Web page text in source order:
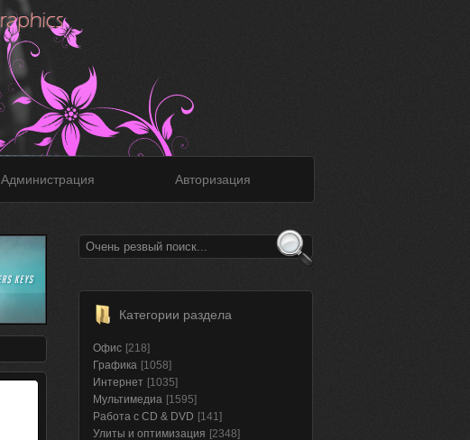
Администрация Авторизация
Категории раздела
Офис [218]
Графика [1058]
Интернет [1035]
Мультимедиа [1595]
Работа с CD & DVD [141]
Улиты и оптимизация [2348]